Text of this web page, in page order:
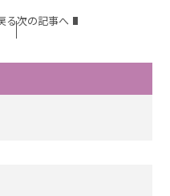
る次の記事へ